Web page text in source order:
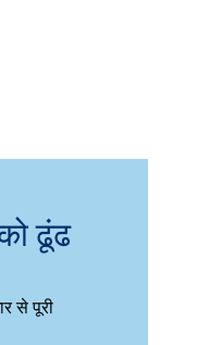
ढूंढ
से पूरी